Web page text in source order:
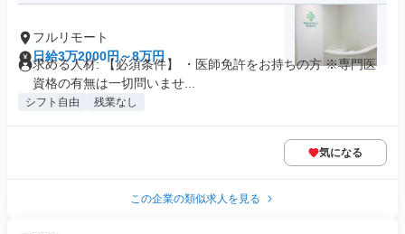
フルリモート
日給3万2000円～8万円
求める人材: 【必須条件】 ・医師免許をお持ちの方 ※専門医
資格の有無は一切問いませ...
シフト自由 残業なし
気になる
この企業の類似求人を見る